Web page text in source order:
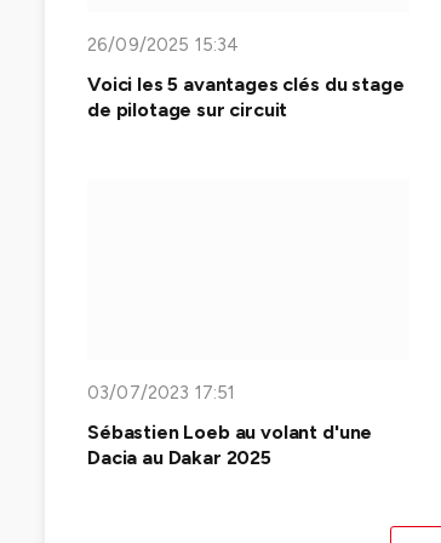
26/09/2025 15:34
Voici les 5 avantages clés du stage
de pilotage sur circuit
03/07/2023 17:51
Sébastien Loeb au volant d'une
Dacia au Dakar 2025